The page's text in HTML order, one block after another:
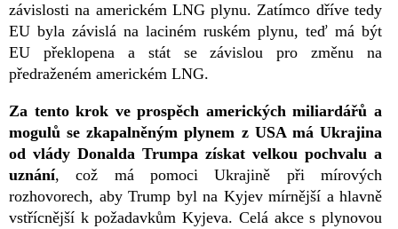
závislosti na americkém LNG plynu. Zatímco dříve tedy
EU byla závislá na laciném ruském plynu, teď má být
EU překlopena a stát se závislou pro změnu na
předraženém americkém LNG.
Za tento krok ve prospěch amerických miliardářů a
mogulů se zkapalněným plynem z USA má Ukrajina
od vlády Donalda Trumpa získat velkou pochvalu a
uznání, což má pomoci Ukrajině při mírových
rozhovorech, aby Trump byl na Kyjev mírnější a hlavně
vstřícnější k požadavkům Kyjeva. Celá akce s plynovou